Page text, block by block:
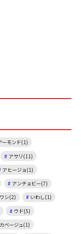
ーモンド(1)
アサリ(11)
アヒージョ(1)
アンチョビー(7)
シ(2)
いわし(1)
ウド(5)
ベージュ(1)